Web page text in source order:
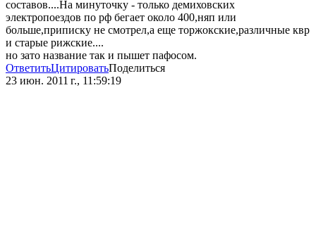
составов....На минуточку - только демиховских
электропоездов по рф бегает около 400,няп или
больше,приписку не смотрел,а еще торжокские,различные квр
и старые рижские....
но зато название так и пышет пафосом.
ОтветитьЦитироватьПоделиться
23 июн. 2011 г., 11:59:19